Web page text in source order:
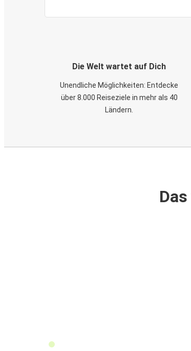
Die Welt wartet auf Dich
Unendliche Möglichkeiten: Entdecke
über 8.000 Reiseziele in mehr als 40
Ländern.